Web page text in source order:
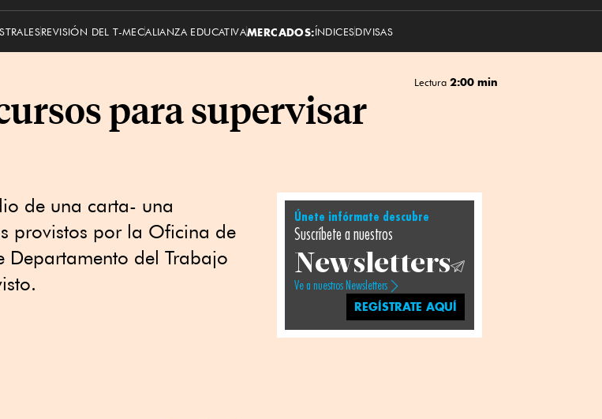
REVISIÓN DEL T-MECALIANZA EDUCATIVAMERCADOS:ÍNDICESDIVISAS
Lectura 2:00 min
para supervisar
de una carta- una
provistos por la Oficina de
Departamento del Trabajo
Únete infórmate descubre
Suscríbete a nuestros
Newsletters
Ve a nuestros Newsletters
REGÍSTRATE AQUÍ